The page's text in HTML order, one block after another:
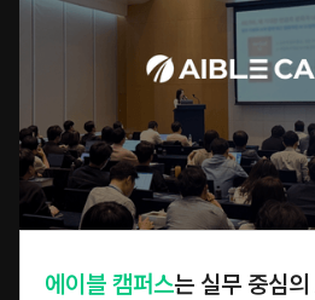
에이블 캠퍼스는 실무 중심